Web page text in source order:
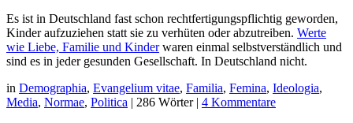
Es ist in Deutschland fast schon rechtfertigungspflichtig geworden,
Kinder aufzuziehen statt sie zu verhüten oder abzutreiben. Werte
wie Liebe, Familie und Kinderwaren einmal selbstverständlich und
sind es in jeder gesunden Gesellschaft. In Deutschland nicht.
in Demographia, Evangelium vitae, Familia, Femina, Ideologia,
Media, Normae, Politica | 286 Wörter | 4 Kommentare